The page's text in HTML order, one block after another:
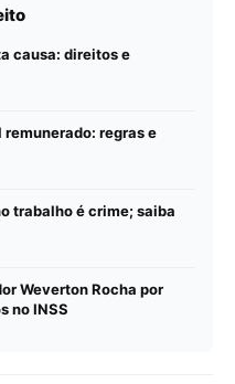
causa: direitos e
remunerado: regras e
trabalho é crime; saiba
Weverton Rocha por
no INSS